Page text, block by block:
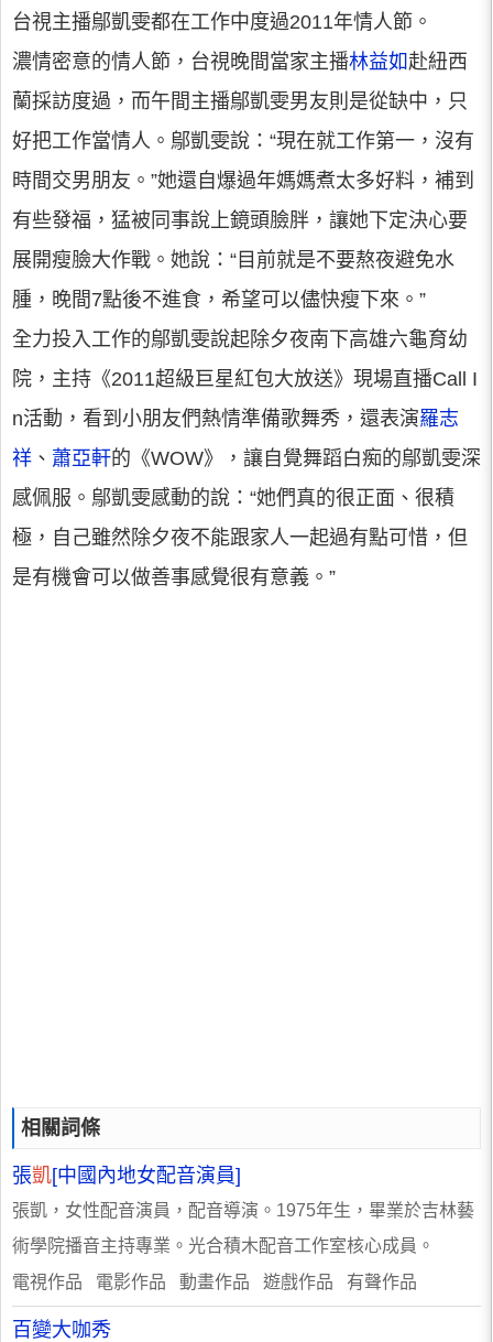
台視主播鄔凱雯都在工作中度過2011年情人節。
濃情密意的情人節，台視晚間當家主播林益如 赴紐西
蘭採訪度過，而午間主播鄔凱雯男友則是從缺中，只
好把工作當情人。鄔凱雯說：“現在就工作第一，沒有
時間交男朋友。”她還自爆過年媽媽煮太多好料，補到
有些發福，猛被同事說上鏡頭臉胖，讓她下定決心要
展開瘦臉大作戰。她說：“目前就是不要熬夜避免水
腫，晚間7點後不進食，希望可以儘快瘦下來。”
全力投入工作的鄔凱雯說起除夕夜南下高雄六龜育幼
院，主持《2011超級巨星紅包大放送》現場直播Call I
n活動，看到小朋友們熱情準備歌舞秀，還表演羅志
祥 、 蕭亞軒的《WOW》，讓自覺舞蹈白痴的鄔凱雯深
感佩服。鄔凱雯感動的說：“她們真的很正面、很積
極，自己雖然除夕夜不能跟家人一起過有點可惜，但
是有機會可以做善事感覺很有意義。”
相關詞條
張凱[中國內地女配音演員]
張凱，女性配音演員，配音導演。1975年生，畢業於吉林藝
術學院播音主持專業。光合積木配音工作室核心成員。
電視作品 電影作品 動畫作品 遊戲作品 有聲作品
百變大咖秀